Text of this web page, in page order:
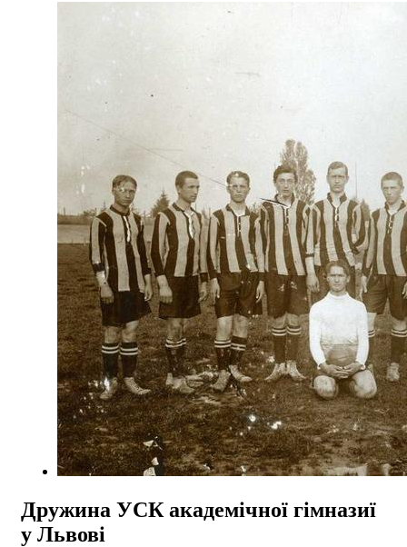
Дружина УСК академічної гімназиї
у Львові